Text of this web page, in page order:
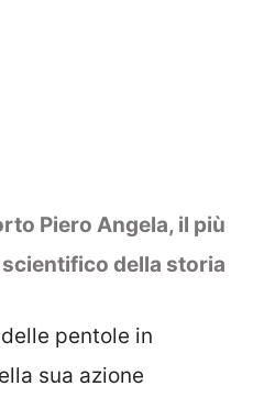
Piero Angela, il più
della storia
pentole in
sua azione